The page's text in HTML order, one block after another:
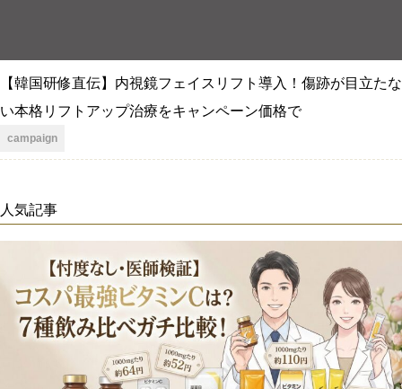
【韓国研修直伝】内視鏡フェイスリフト導入！傷跡が目立たな
い本格リフトアップ治療をキャンペーン価格で
campaign
人気記事